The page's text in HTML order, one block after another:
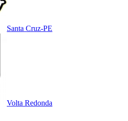
Santa Cruz-PE
Volta Redonda